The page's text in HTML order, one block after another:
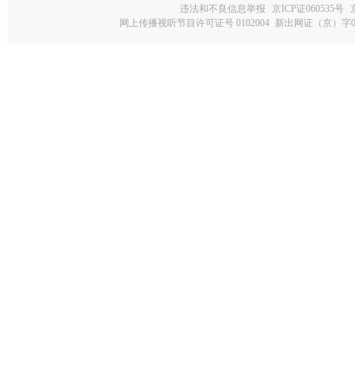
违法和不良信息举报 京ICP证060535号
网上传播视听节目许可证号 0102004 新出网证（京）